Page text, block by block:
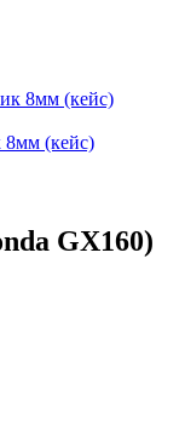
8мм (кейс)
GX160)